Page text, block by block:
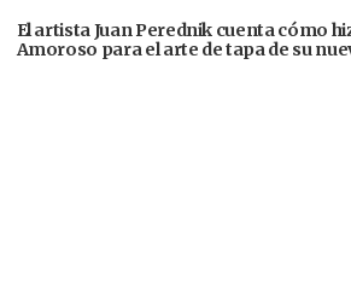
El artista Juan Perednik cuenta cómo
Amoroso para el arte de tapa de su